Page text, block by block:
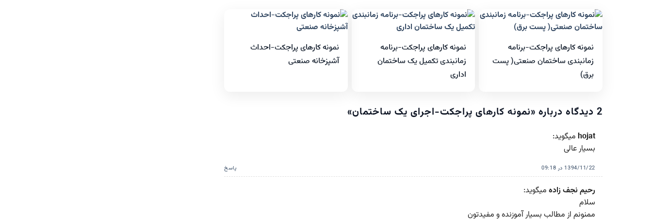
نمونه کارهای پراجکت-برنامه
زمانبندی ساختمان صنعتی( پست
برق)
نمونه کارهای پراجکت-برنامه
زمانبندی تکمیل یک ساختمان
اداری
نمونه کارهای پراجکت-احداث
آشپزخانه صنعتی
2 دیدگاه درباره « نمونه کارهای پراجکت-اجرای یک ساختمان»
hojat میگوید:
بسیار عالی
1394/11/22 در 09:18 پاسخ
رحیم نجف زاده میگوید:
سلام
ممنونم از مطالب بسیار آموزنده و مفیدتون